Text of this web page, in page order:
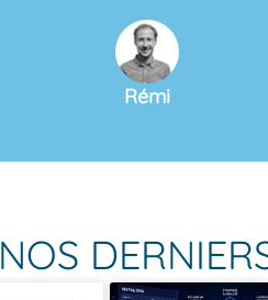
Rémi
NOS